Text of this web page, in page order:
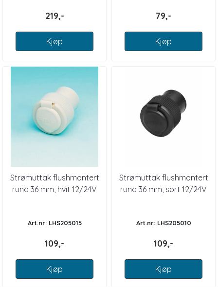
219,-
Kjøp
79,-
Kjøp
Strømuttak flushmontert
rund 36 mm, hvit 12/24V
Art.nr: LHS205015
109,-
Kjøp
Strømuttak flushmontert
rund 36 mm, sort 12/24V
Art.nr: LHS205010
109,-
Kjøp